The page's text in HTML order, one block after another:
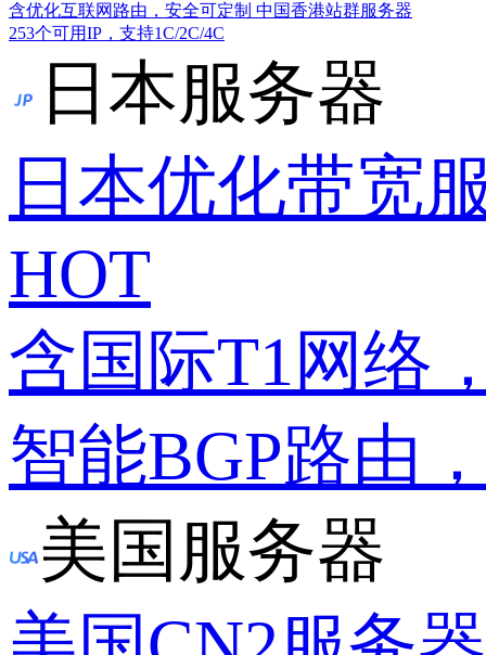
含优化互联网路由，安全可定制 中国香港站群服务器
253个可用IP，支持1C/2C/4C
日本服务器
日本优化带宽
HOT
含国际T1网络
智能BGP路由
美国服务器